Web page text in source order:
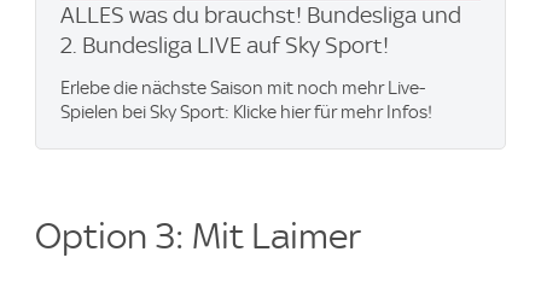
ALLES was du brauchst! Bundesliga und
2. Bundesliga LIVE auf Sky Sport!
Erlebe die nächste Saison mit noch mehr Live-
Spielen bei Sky Sport: Klicke hier für mehr Infos!
Option 3: Mit Laimer